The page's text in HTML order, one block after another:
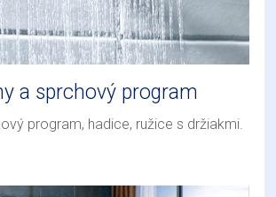
a sprchový program
program, hadice, ružice s držiakmi.